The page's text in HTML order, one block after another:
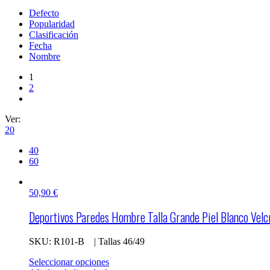
Defecto
Popularidad
Clasificación
Fecha
Nombre
1
2
Ver:
20
40
60
50,90 €
Deportivos Paredes Hombre Talla Grande Piel Blanco
SKU: R101-B | Tallas 46/49
Seleccionar opciones